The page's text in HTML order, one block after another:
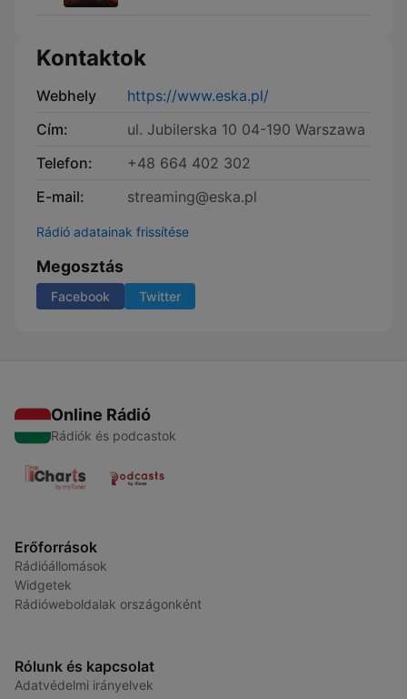
Kontaktok
Webhely
https://www.eska.pl/
Cím:
ul. Jubilerska 10 04-190 Warszawa
Telefon:
+48 664 402 302
E-mail:
streaming@eska.pl
Rádió adatainak frissítése
Megosztás
Facebook Twitter
Online Rádió
Rádiók és podcastok
Erőforrások
Rádióállomások
Widgetek
Rádióweboldalak országonként
Rólunk és kapcsolat
Adatvédelmi irányelvek